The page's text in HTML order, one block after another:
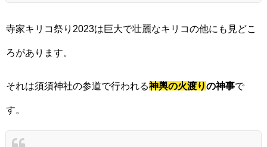
寺家キリコ祭り2023は巨大で壮麗なキリコの他にも見どこ
ろがあります。
それは須須神社の参道で行われる神輿の火渡りの神事で
す。